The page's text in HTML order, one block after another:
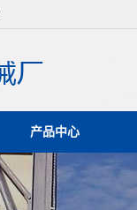
产品中心